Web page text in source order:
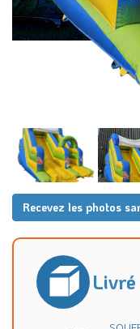
Recevez les photos
Livré